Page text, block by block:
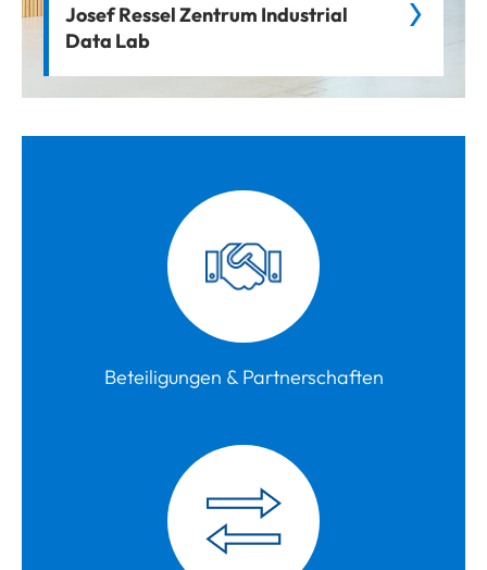
Josef Ressel Zentrum Industrial
Data Lab
Beteiligungen & Partnerschaften